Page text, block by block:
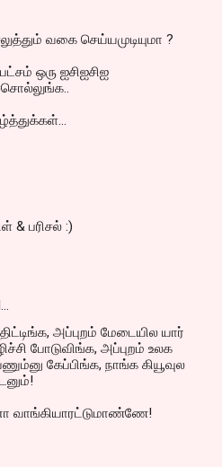
வகை செய்யமுடியுமா ?
ஒரு ஐசிஐசிஐ
& பரிசல் :)
அப்புறம் மேடையில யார்
போடுவிங்க, அப்புறம் உலக
கேப்பிங்க, நாங்க கியூவுல